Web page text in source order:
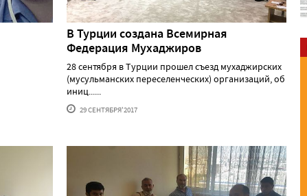
В Турции создана Всемирная
Федерация Мухаджиров
28 сентября в Турции прошел съезд мухаджирских
(мусульманских переселенческих) организаций, об
иниц......
29 СЕНТЯБРЯ'2017